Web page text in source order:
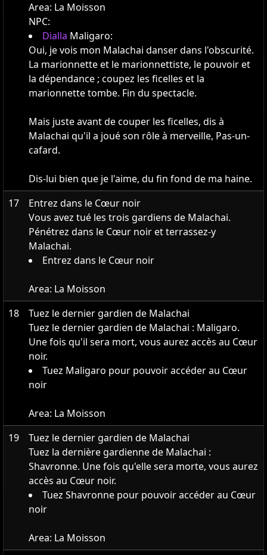
Area: La Moisson
NPC:
Dialla Maligaro:
Oui, je vois mon Malachai danser dans l'obscurité.
La marionnette et le marionnettiste, le pouvoir et
la dépendance ; coupez les ficelles et la
marionnette tombe. Fin du spectacle.
Mais juste avant de couper les ficelles, dis à
Malachai qu'il a joué son rôle à merveille, Pas-un-
cafard.
Dis-lui bien que je l'aime, du fin fond de ma haine.
17
Entrez dans le Cœur noir
Vous avez tué les trois gardiens de Malachai.
Pénétrez dans le Cœur noir et terrassez-y
Malachai.
Entrez dans le Cœur noir
Area: La Moisson
18
Tuez le dernier gardien de Malachai
Tuez le dernier gardien de Malachai : Maligaro.
Une fois qu'il sera mort, vous aurez accès au Cœur
noir.
Tuez Maligaro pour pouvoir accéder au Cœur
noir
Area: La Moisson
19
Tuez le dernier gardien de Malachai
Tuez la dernière gardienne de Malachai :
Shavronne. Une fois qu'elle sera morte, vous aurez
accès au Cœur noir.
Tuez Shavronne pour pouvoir accéder au Cœur
noir
Area: La Moisson